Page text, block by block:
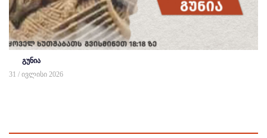
გუნია
31 / ივლისი 2026